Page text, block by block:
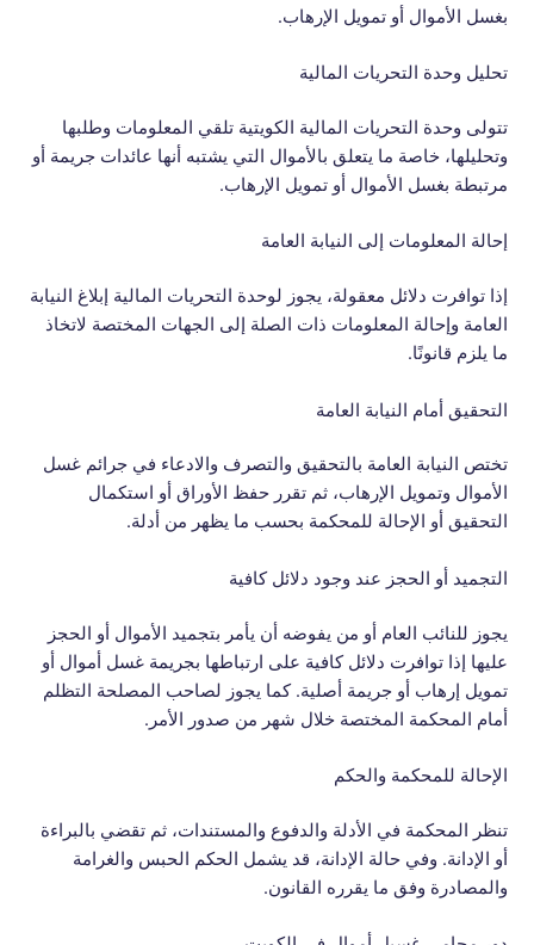
بغسل الأموال أو تمويل الإرهاب.
تحليل وحدة التحريات المالية
تتولى وحدة التحريات المالية الكويتية تلقي المعلومات وطلبها
وتحليلها، خاصة ما يتعلق بالأموال التي يشتبه أنها عائدات جريمة أو
مرتبطة بغسل الأموال أو تمويل الإرهاب.
إحالة المعلومات إلى النيابة العامة
إذا توافرت دلائل معقولة، يجوز لوحدة التحريات المالية إبلاغ النيابة
العامة وإحالة المعلومات ذات الصلة إلى الجهات المختصة لاتخاذ
ما يلزم قانونًا.
التحقيق أمام النيابة العامة
تختص النيابة العامة بالتحقيق والتصرف والادعاء في جرائم غسل
الأموال وتمويل الإرهاب، ثم تقرر حفظ الأوراق أو استكمال
التحقيق أو الإحالة للمحكمة بحسب ما يظهر من أدلة.
التجميد أو الحجز عند وجود دلائل كافية
يجوز للنائب العام أو من يفوضه أن يأمر بتجميد الأموال أو الحجز
عليها إذا توافرت دلائل كافية على ارتباطها بجريمة غسل أموال أو
تمويل إرهاب أو جريمة أصلية. كما يجوز لصاحب المصلحة التظلم
أمام المحكمة المختصة خلال شهر من صدور الأمر.
الإحالة للمحكمة والحكم
تنظر المحكمة في الأدلة والدفوع والمستندات، ثم تقضي بالبراءة
أو الإدانة. وفي حالة الإدانة، قد يشمل الحكم الحبس والغرامة
والمصادرة وفق ما يقرره القانون.